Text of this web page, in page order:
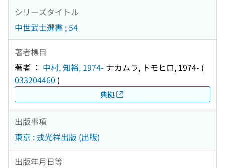
シリーズタイトル
中世武士選書 ; 54
著者標目
著者 ： 中村, 知裕, 1974- ナカムラ, トモヒロ, 1974- (
033204460 )
典拠
出版事項
東京 : 戎光祥出版 (出版)
出版年月日等